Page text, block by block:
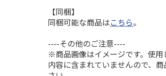
【同梱】
同梱可能な商品はこちら。
----その他のご注意----
※商品画像はイメージです。使
内容に含まれていませんので、